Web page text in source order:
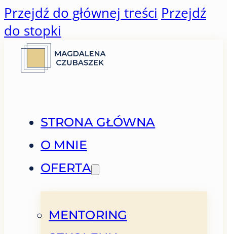
Przejdź do głównej treści Przejdź
do stopki
STRONA GŁÓWNA
O MNIE
OFERTA
MENTORING